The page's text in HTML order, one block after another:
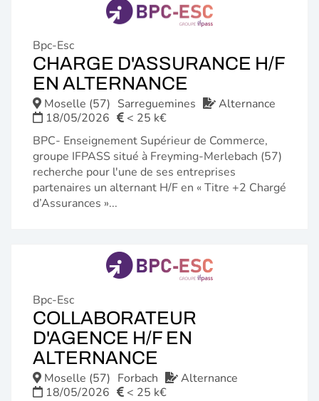
Bpc-Esc
CHARGE D'ASSURANCE H/F
EN ALTERNANCE
FENÊTRE)
Moselle (57) Sarreguemines
Alternance
18/05/2026
< 25 k€
BPC- Enseignement Supérieur de Commerce,
groupe IFPASS situé à Freyming-Merlebach (57)
recherche pour l'une de ses entreprises
partenaires un alternant H/F en « Titre +2 Chargé
d’Assurances »...
Bpc-Esc
COLLABORATEUR
D'AGENCE H/F EN
ALTERNANCE
FENÊTRE)
Moselle (57) Forbach
Alternance
18/05/2026
< 25 k€